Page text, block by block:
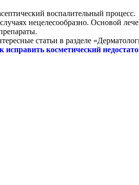
воспалительный процесс.
нецелесообразно. Основой
статьи в разделе
косметический